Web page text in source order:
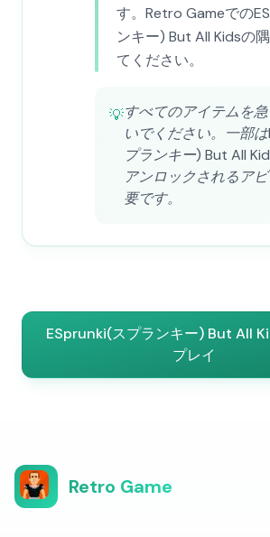
す。Retro Gameでの
ンキー) But All Kidsの
てください。
💡すべてのアイテムを
いでください。一部
プランキー) But All
アンロックされるア
要です。
ESprunki(スプランキー) But All
プレイ
Retro Game